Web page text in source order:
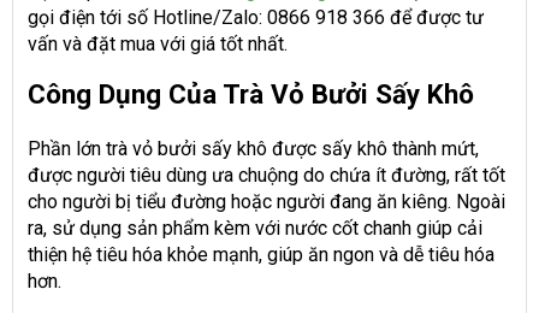
gọi điện tới số Hotline/Zalo: 0866 918 366 để được tư
vấn và đặt mua với giá tốt nhất.
Công Dụng Của Trà Vỏ Bưởi Sấy Khô
Phần lớn trà vỏ bưởi sấy khô được sấy khô thành mứt,
được người tiêu dùng ưa chuộng do chứa ít đường, rất tốt
cho người bị tiểu đường hoặc người đang ăn kiêng. Ngoài
ra, sử dụng sản phẩm kèm với nước cốt chanh giúp cải
thiện hệ tiêu hóa khỏe mạnh, giúp ăn ngon và dễ tiêu hóa
hơn.